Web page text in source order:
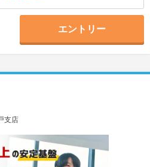
エントリー
支店